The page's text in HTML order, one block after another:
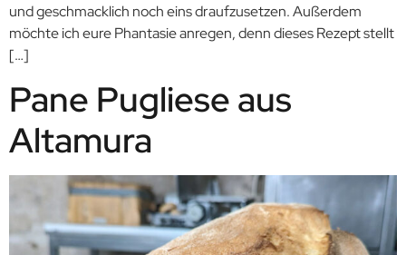
und geschmacklich noch eins draufzusetzen. Außerdem
möchte ich eure Phantasie anregen, denn dieses Rezept stellt
[…]
Pane Pugliese aus
Altamura